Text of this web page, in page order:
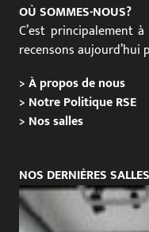
OÙ SOMMES-NOUS?
C’est principalement
recensons aujourd’hui
>À propos de nous
> Notre Politique RSE
> Nos salles
NOS DERNIÈRES SALLES